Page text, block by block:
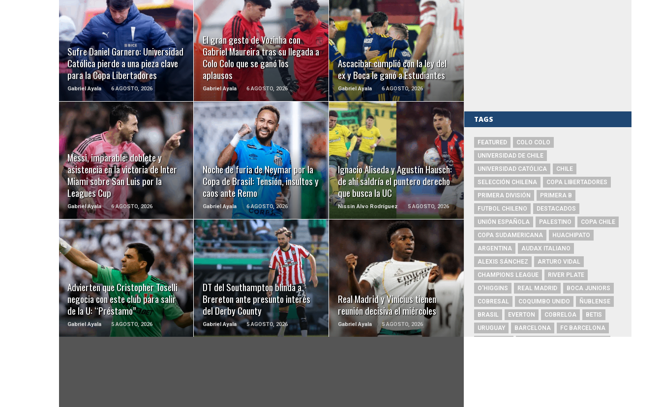
Sufre Daniel Garnero: Universidad
Católica pierde a una pieza clave
para la Copa Libertadores
Gabriel Ayala 6 AGOSTO, 2026
LEER MÁS
El gran gesto de Vozinha con
Gabriel Maureira tras su llegada a
Colo Colo que se ganó los
aplausos
Gabriel Ayala 6 AGOSTO, 2026
LEER MÁS
Ascacibar cumplió con la ley del
ex y Boca le ganó a Estudiantes
Gabriel Ayala 6 AGOSTO, 2026
LEER MÁS
Messi, imparable: doblete y
asistencia en la victoria de Inter
Miami sobre San Luis por la
Leagues Cup
Gabriel Ayala 6 AGOSTO, 2026
LEER MÁS
Noche de furia de Neymar por la
Copa de Brasil: Tensión, insultos y
caos ante Remo
Gabriel Ayala 6 AGOSTO, 2026
LEER MÁS
Ignacio Aliseda y Agustín Hausch:
de ahí saldría el puntero derecho
que busca la UC
Nissin Alvo Rodríguez 5 AGOSTO, 2026
LEER MÁS
Advierten que Cristopher Toselli
negocia con este club para salir
de la U: “Préstamo”
Gabriel Ayala 5 AGOSTO, 2026
LEER MÁS
DT del Southampton blinda a
Brereton ante presunto interés
del Derby County
Gabriel Ayala 5 AGOSTO, 2026
LEER MÁS
Real Madrid y Vinícius tienen
reunión decisiva el miércoles
Gabriel Ayala 5 AGOSTO, 2026
LEER MÁS
TAGS
FEATURED
COLO COLO
UNIVERSIDAD DE CHILE
UNIVERSIDAD CATÓLICA
CHILE
SELECCIÓN CHILENA
COPA LIBERTADORES
PRIMERA DIVISIÓN
PRIMERA B
FUTBOL CHILENO
DESTACADOS
UNIÓN ESPAÑOLA
PALESTINO
COPA CHILE
COPA SUDAMERICANA
HUACHIPATO
ARGENTINA
AUDAX ITALIANO
ALEXIS SÁNCHEZ
ARTURO VIDAL
CHAMPIONS LEAGUE
RIVER PLATE
O'HIGGINS
REAL MADRID
BOCA JUNIORS
COBRESAL
COQUIMBO UNIDO
ÑUBLENSE
BRASIL
EVERTON COBRELOA
BETIS
URUGUAY
BARCELONA
FC BARCELONA